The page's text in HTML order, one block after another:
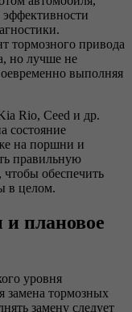
тормозного привода
но лучше не
выполняя
Rio, Ceed и др.
состояние
на поршни и
правильную
обеспечить
в целом.
плановое
уровня
замена тормозных
замену следует